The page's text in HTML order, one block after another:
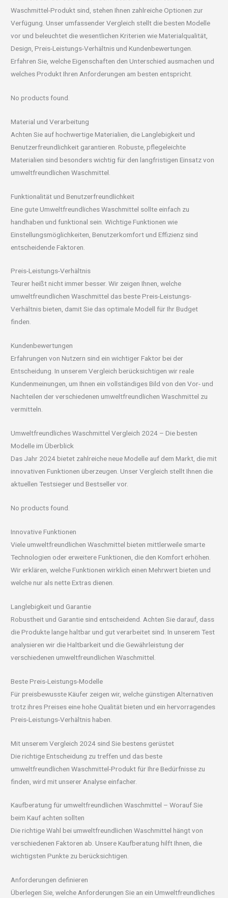
Waschmittel-Produkt sind, stehen Ihnen zahlreiche Optionen zur
Verfügung. Unser umfassender Vergleich stellt die besten Modelle
vor und beleuchtet die wesentlichen Kriterien wie Materialqualität,
Design, Preis-Leistungs-Verhältnis und Kundenbewertungen.
Erfahren Sie, welche Eigenschaften den Unterschied ausmachen und
welches Produkt Ihren Anforderungen am besten entspricht.
No products found.
Material und Verarbeitung
Achten Sie auf hochwertige Materialien, die Langlebigkeit und
Benutzerfreundlichkeit garantieren. Robuste, pflegeleichte
Materialien sind besonders wichtig für den langfristigen Einsatz von
umweltfreundlichen Waschmittel.
Funktionalität und Benutzerfreundlichkeit
Eine gute Umweltfreundliches Waschmittel sollte einfach zu
handhaben und funktional sein. Wichtige Funktionen wie
Einstellungsmöglichkeiten, Benutzerkomfort und Effizienz sind
entscheidende Faktoren.
Preis-Leistungs-Verhältnis
Teurer heißt nicht immer besser. Wir zeigen Ihnen, welche
umweltfreundlichen Waschmittel das beste Preis-Leistungs-
Verhältnis bieten, damit Sie das optimale Modell für Ihr Budget
finden.
Kundenbewertungen
Erfahrungen von Nutzern sind ein wichtiger Faktor bei der
Entscheidung. In unserem Vergleich berücksichtigen wir reale
Kundenmeinungen, um Ihnen ein vollständiges Bild von den Vor- und
Nachteilen der verschiedenen umweltfreundlichen Waschmittel zu
vermitteln.
Umweltfreundliches Waschmittel Vergleich 2024 – Die besten
Modelle im Überblick
Das Jahr 2024 bietet zahlreiche neue Modelle auf dem Markt, die mit
innovativen Funktionen überzeugen. Unser Vergleich stellt Ihnen die
aktuellen Testsieger und Bestseller vor.
No products found.
Innovative Funktionen
Viele umweltfreundlichen Waschmittel bieten mittlerweile smarte
Technologien oder erweitere Funktionen, die den Komfort erhöhen.
Wir erklären, welche Funktionen wirklich einen Mehrwert bieten und
welche nur als nette Extras dienen.
Langlebigkeit und Garantie
Robustheit und Garantie sind entscheidend. Achten Sie darauf, dass
die Produkte lange haltbar und gut verarbeitet sind. In unserem Test
analysieren wir die Haltbarkeit und die Gewährleistung der
verschiedenen umweltfreundlichen Waschmittel.
Beste Preis-Leistungs-Modelle
Für preisbewusste Käufer zeigen wir, welche günstigen Alternativen
trotz ihres Preises eine hohe Qualität bieten und ein hervorragendes
Preis-Leistungs-Verhältnis haben.
Mit unserem Vergleich 2024 sind Sie bestens gerüstet
Die richtige Entscheidung zu treffen und das beste
umweltfreundlichen Waschmittel-Produkt für Ihre Bedürfnisse zu
finden, wird mit unserer Analyse einfacher.
Kaufberatung für umweltfreundlichen Waschmittel – Worauf Sie
beim Kauf achten sollten
Die richtige Wahl bei umweltfreundlichen Waschmittel hängt von
verschiedenen Faktoren ab. Unsere Kaufberatung hilft Ihnen, die
wichtigsten Punkte zu berücksichtigen.
Anforderungen definieren
Überlegen Sie, welche Anforderungen Sie an ein Umweltfreundliches